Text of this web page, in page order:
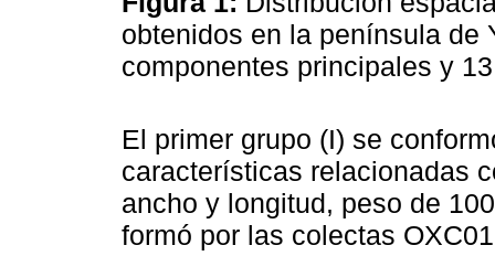
obtenidos en la península de
componentes principales y
El primer grupo (I) se
características relacionadas
ancho y longitud, peso de
formó por las colectas